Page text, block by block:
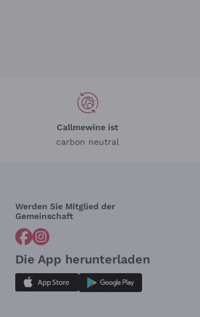
Callmewine ist
carbon neutral
Werden Sie Mitglied der
Gemeinschaft
Die App herunterladen